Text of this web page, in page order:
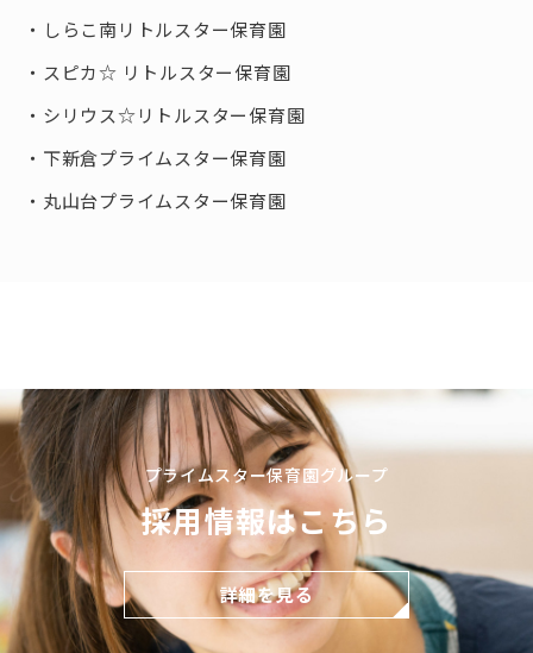
しらこ南リトルスター保育園
スピカ☆ リトルスター保育園
シリウス☆リトルスター保育園
下新倉プライムスター保育園
丸山台プライムスター保育園
プライムスター保育園グループ
採用情報はこちら
詳細を見る